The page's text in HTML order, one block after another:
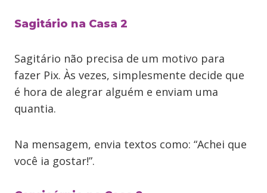
Sagitário na Casa 2
Sagitário não precisa de um motivo para
fazer Pix. Às vezes, simplesmente decide que
é hora de alegrar alguém e enviam uma
quantia.
Na mensagem, envia textos como: “Achei que
você ia gostar!”.